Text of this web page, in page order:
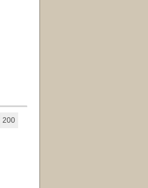
200